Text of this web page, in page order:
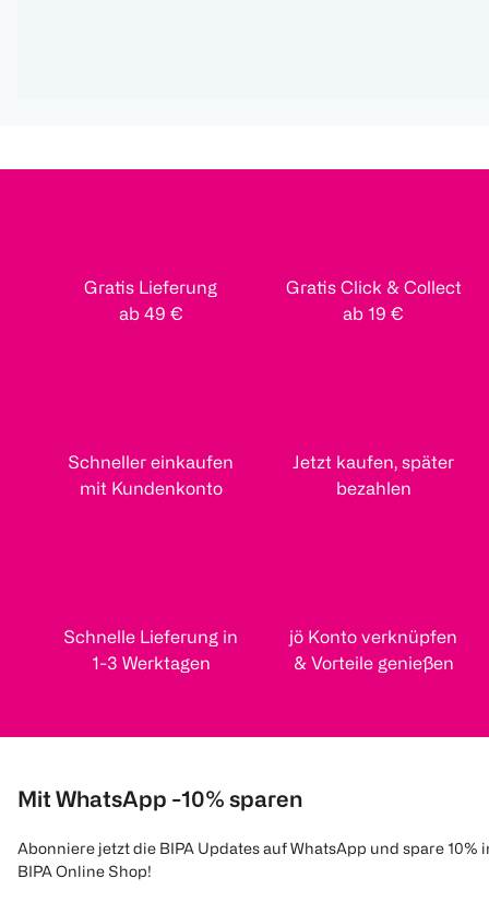
Gratis Lieferung
ab 49 €
Gratis Click & Collect
ab 19 €
Schneller einkaufen
mit Kundenkonto
Jetzt kaufen, später
bezahlen
Schnelle Lieferung in
1-3 Werktagen
jö Konto verknüpfen
& Vorteile genießen
Mit WhatsApp -10% sparen
Abonniere jetzt die BIPA Updates auf WhatsApp und spare 10%
BIPA Online Shop!